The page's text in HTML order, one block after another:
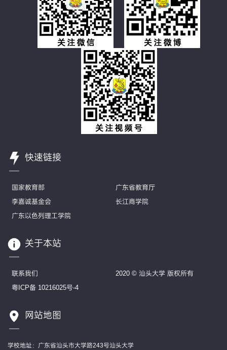
快速链接
国家教育部
广东省教育厅
李嘉诚基金会
长江商学院
广东以色列理工学院
关于本站
联系我们
2020 © 汕头大学 版权所有
粤ICP备 10216025号-4
网站地图
学校地址：广东省汕头市大学路243号汕头大学